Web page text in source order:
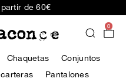
de 60€
0
Chaquetas
Conjuntos
Pantalones